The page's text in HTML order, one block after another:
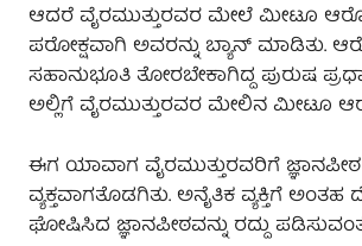
ಆದರೆ ವೈರಮುತ್ತುರವರ ಮೇಲೆ ಮೀಟೂ
ಪರೋಕ್ಷವಾಗಿ ಅವರನ್ನು ಬ್ಯಾನ್ ಮಾಡಿತು.
ಸಹಾನುಭೂತಿ ತೋರಬೇಕಾಗಿದ್ದ ಪುರುಷ
ಅಲ್ಲಿಗೆ ವೈರಮುತ್ತುರವರ ಮೇಲಿನ ಮೀಟೂ
ಈಗ ಯಾವಾಗ ವೈರಮುತ್ತುರವರಿಗೆ
ವ್ಯಕ್ತವಾಗತೊಡಗಿತು. ಅನೈತಿಕ ವ್ಯಕ್ತಿಗೆ
ಘೋಷಿಸಿದ ಜ್ಞಾನಪೀಠವನ್ನು ರದ್ದು